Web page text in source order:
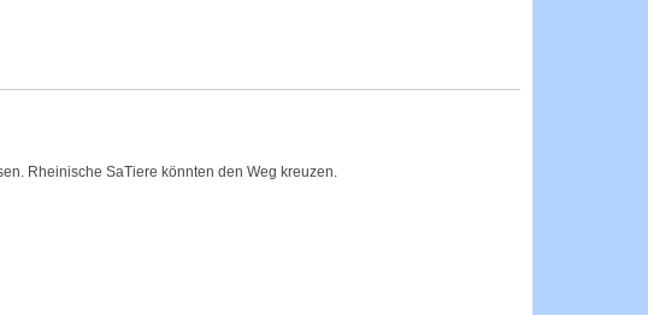
Rheinische SaTiere könnten den Weg kreuzen.